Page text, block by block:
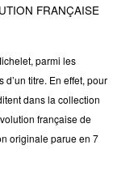
FRANÇAISE
parmi les
titre. En effet, pour
dans la collection
française de
originale parue en 7